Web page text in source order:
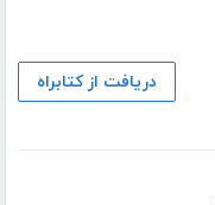
دریافت از کتابراه